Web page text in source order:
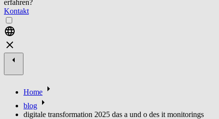
erfahren?
Kontakt
Home
blog
digitale transformation 2025 das a und o des it monitorings